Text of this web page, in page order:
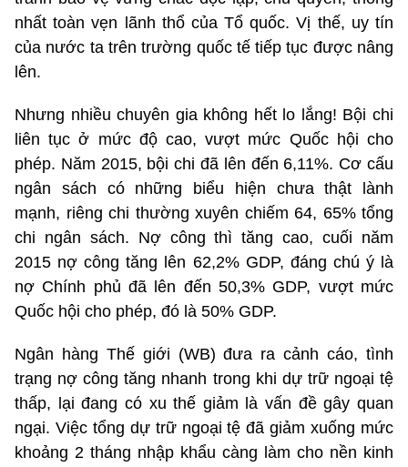
nhất toàn vẹn lãnh thổ của Tổ quốc. Vị thế, uy tín
của nước ta trên trường quốc tế tiếp tục được nâng
lên.
Nhưng nhiều chuyên gia không hết lo lắng! Bội chi
liên tục ở mức độ cao, vượt mức Quốc hội cho
phép. Năm 2015, bội chi đã lên đến 6,11%. Cơ cấu
ngân sách có những biểu hiện chưa thật lành
mạnh, riêng chi thường xuyên chiếm 64, 65% tổng
chi ngân sách. Nợ công thì tăng cao, cuối năm
2015 nợ công tăng lên 62,2% GDP, đáng chú ý là
nợ Chính phủ đã lên đến 50,3% GDP, vượt mức
Quốc hội cho phép, đó là 50% GDP.
Ngân hàng Thế giới (WB) đưa ra cảnh cáo, tình
trạng nợ công tăng nhanh trong khi dự trữ ngoại tệ
thấp, lại đang có xu thế giảm là vấn đề gây quan
ngại. Việc tổng dự trữ ngoại tệ đã giảm xuống mức
khoảng 2 tháng nhập khẩu càng làm cho nền kinh